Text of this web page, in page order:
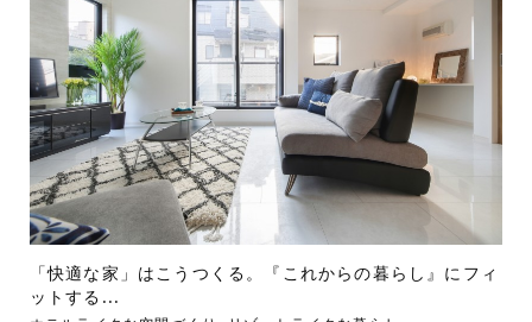
「快適な家」はこうつくる。『これからの暮らし』にフィ
ットする...